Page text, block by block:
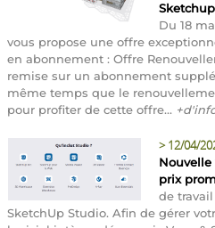
Du 18
vous propose une offre
en abonnement : Offre
remise sur un abonnement
même temps que le
pour profiter de cette offre...
> 12/04/
Nouvelle
prix
de
SketchUp Studio. Afin de gérer